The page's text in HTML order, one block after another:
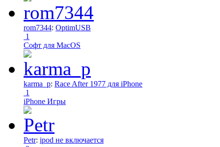
rom7344: OptimUSB
1
Софт для MacOS
karma_p: Race After 1977 для iPhone
1
iPhone Игры
Petr: ipod не включается